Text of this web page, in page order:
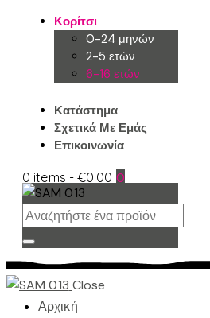
Κορίτσι
0-24 μηνών
2-5 ετών
6-16 ετών
Κατάστημα
Σχετικά Με Εμάς
Επικοινωνία
0 items -€0.00 0
Close
Αρχική